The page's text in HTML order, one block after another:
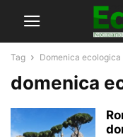
Tag Domenica ecologica
domenica